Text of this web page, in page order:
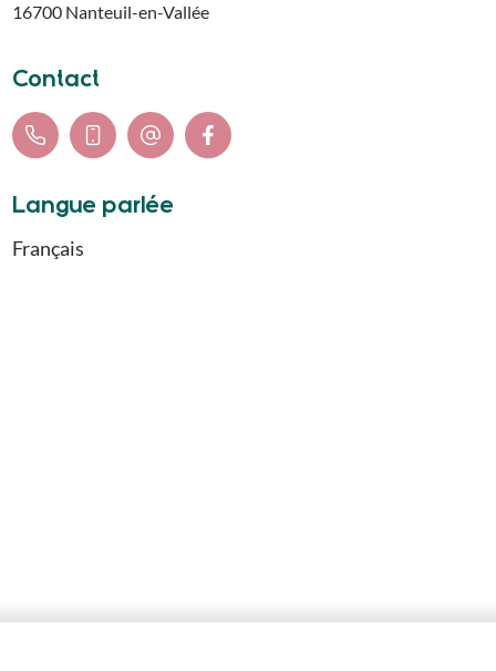
16700 Nanteuil-en-Vallée
Contact
Langue parlée
Français